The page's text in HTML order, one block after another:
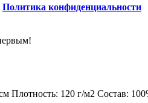
Политика конфиденциальности
Плотность: 120 г/м2 Состав: